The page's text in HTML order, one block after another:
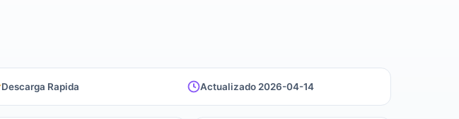
Descarga Rapida Actualizado 2026-04-14